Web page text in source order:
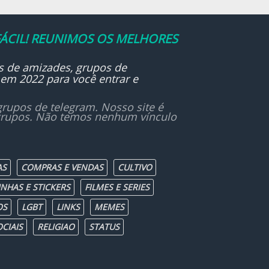
REUNIMOS OS MELHORES
amizades, grupos de
2022 para você entrar e
de telegram. Nosso site é
Não temos nenhum vínculo
COMPRAS E VENDAS
CULTIVO
E STICKERS
FILMES E SERIES
LGBT LINKS
MEMES
RELIGIAO
STATUS